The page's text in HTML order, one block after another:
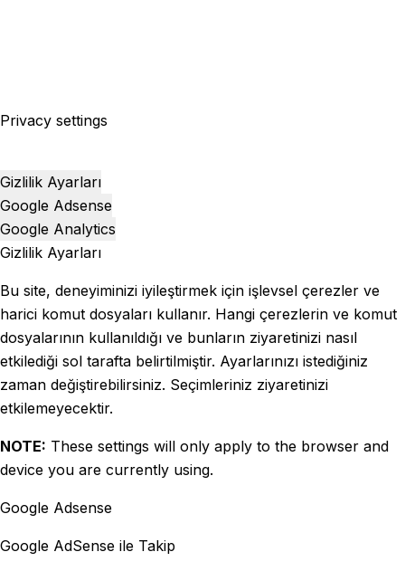
Privacy settings
Gizlilik Ayarları
Google Adsense
Google Analytics
Gizlilik Ayarları
Bu site, deneyiminizi iyileştirmek için işlevsel çerezler ve
harici komut dosyaları kullanır. Hangi çerezlerin ve komut
dosyalarının kullanıldığı ve bunların ziyaretinizi nasıl
etkilediği sol tarafta belirtilmiştir. Ayarlarınızı istediğiniz
zaman değiştirebilirsiniz. Seçimleriniz ziyaretinizi
etkilemeyecektir.
NOTE: These settings will only apply to the browser and
device you are currently using.
Google Adsense
Google AdSense ile Takip